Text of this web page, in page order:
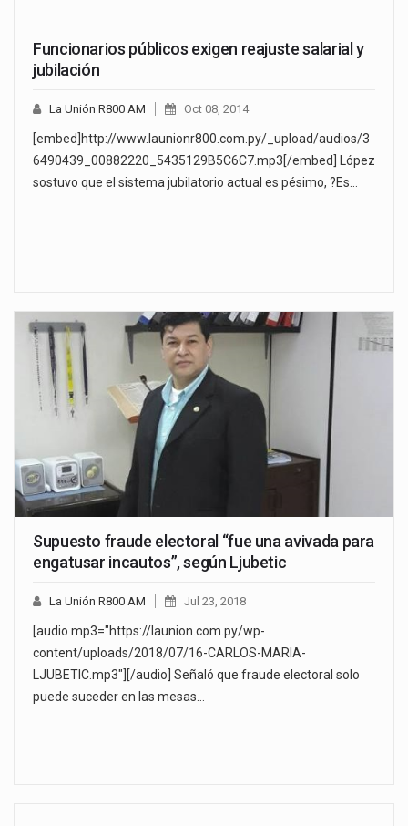
Funcionarios públicos exigen reajuste salarial y
jubilación
La Unión R800 AM Oct 08, 2014
[embed]http://www.launionr800.com.py/_upload/audios/3
6490439_00882220_5435129B5C6C7.mp3[/embed] López
sostuvo que el sistema jubilatorio actual es pésimo, ?Es…
Supuesto fraude electoral “fue una avivada para
engatusar incautos”, según Ljubetic
La Unión R800 AM Jul 23, 2018
[audio mp3="https://launion.com.py/wp-
content/uploads/2018/07/16-CARLOS-MARIA-
LJUBETIC.mp3"][/audio] Señaló que fraude electoral solo
puede suceder en las mesas…